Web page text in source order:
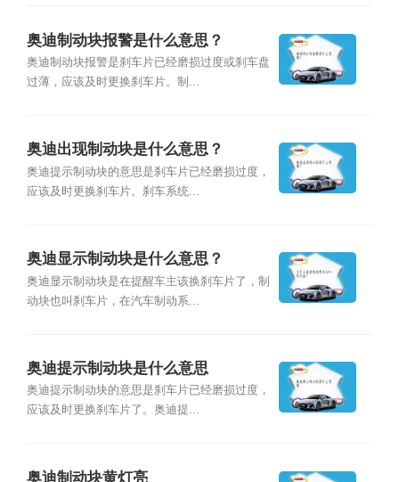
奥迪制动块报警是什么意思？
奥迪制动块报警是刹车片已经磨损过度或刹车盘
过薄，应该及时更换刹车片。制...
奥迪出现制动块是什么意思？
奥迪提示制动块的意思是刹车片已经磨损过度，
应该及时更换刹车片。刹车系统...
奥迪显示制动块是什么意思？
奥迪显示制动块是在提醒车主该换刹车片了，制
动块也叫刹车片，在汽车制动系...
奥迪提示制动块是什么意思
奥迪提示制动块的意思是刹车片已经磨损过度，
应该及时更换刹车片了。奥迪提...
奥迪制动块黄灯亮